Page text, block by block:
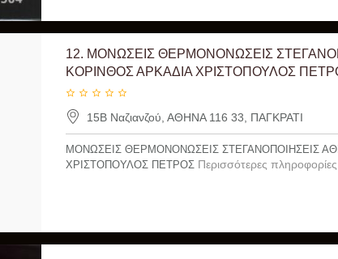
12. ΜΟΝΩΣΕΙΣ ΘΕΡΜΟΝΟΝΩΣΕΙΣ
ΚΟΡΙΝΘΟΣ ΑΡΚΑΔΙΑ ΧΡΙΣΤΟΠΟΥΛΟΣ
15Β Ναζιανζού, ΑΘΗΝΑ 116 33, ΠΑΓΚΡΑΤΙ
ΜΟΝΩΣΕΙΣ ΘΕΡΜΟΝΟΝΩΣΕΙΣ ΣΤΕΓΑΝΟΠΟΙΗΣΕΙΣ
ΧΡΙΣΤΟΠΟΥΛΟΣ ΠΕΤΡΟΣ Περισσότερες πληροφορίες